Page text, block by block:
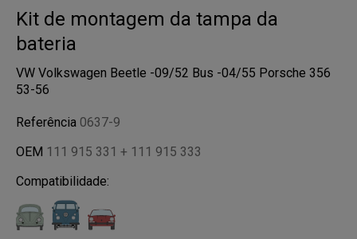
Kit de montagem da tampa da
bateria
VW Volkswagen Beetle -09/52 Bus -04/55 Porsche 356
53-56
Referência 0637-9
OEM 111 915 331 + 111 915 333
Compatibilidade: